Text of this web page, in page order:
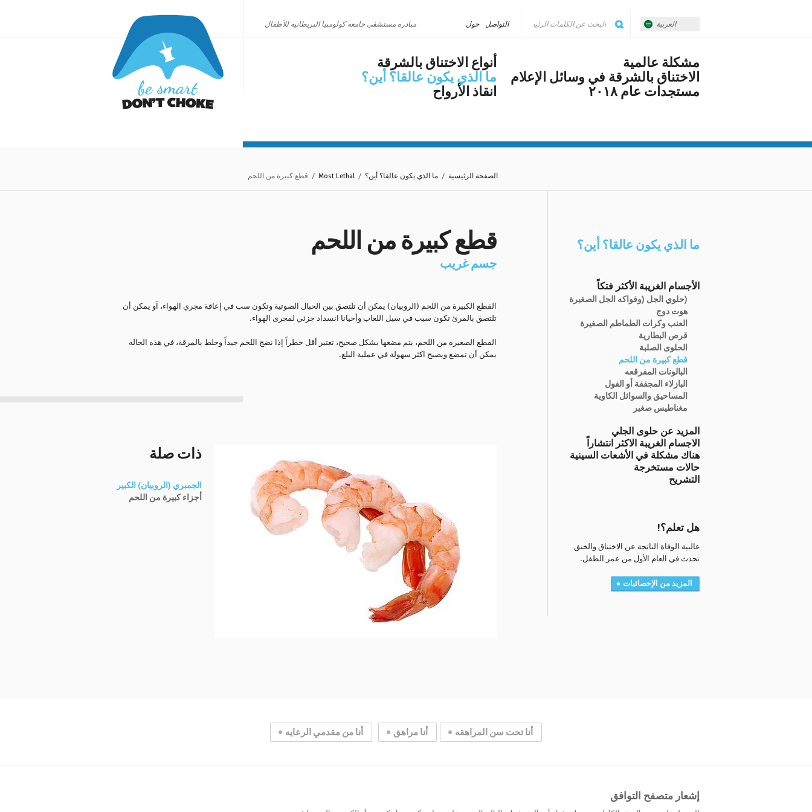
مبادره مستشفى جامعه كولومبيا البريطانيه للأطفال العربية التواصل حول
أنواع الاختناق بالشرقة
ما الذي يكون عالقا؟ أين؟
انقاذ الأرواح
مشكلة عالمية
الاختناق بالشرقة في وسائل الإعلام
مستجدات عام ٢٠١٨
الصفحة الرئيسية / ما الذي يكون عالقا؟ أين؟ /
Most Lethal / قطع كبيرة من اللحم
قطع كبيرة من اللحم
جسم غريب
القطع الكبيرة من اللحم (الروبيان) يمكن أن تلتصق بين الحبال الصوتية وتكون سب في إعاقة مجري الهواء، آو يمكن أن
تلتصق بالمرئ تكون سبب في سيل اللعاب وأحيانا انسداد جزئي لمجرى الهواء.
القطع الصغيرة من اللحم، يتم مضغها بشكل صحيح، تعتبر أقل خطراً إذا نضج اللحم جيداً وخلط بالمرقة، في هذه الحالة
يمكن أن تمضغ ويصبح اكثر سهولة في عملية البلع.
ذات صلة
الجمبري (الروبيان) الكبير
أجزاء كبيرة من اللحم
ما الذي يكون عالقا؟ أين؟
الأجسام الغريبة الأكثر فتكاً
(حلوي الجل (وفواكه الجل الصغيرة
هوت دوج
العنب وكرات الطماطم الصغيرة
قرص البطارية
الحلوى الصلبة
قطع كبيرة من اللحم
البالونات المفرقعه
البازلاء المجففة أو الفول
المساحيق والسوائل الكاوية
مغناطيس صغير
المزيد عن حلوى الجلي
الاجسام الغريبة الاكثر انتشاراً
هناك مشكلة في الأشعات السينية
حالات مستخرجة
التشريح
هل تعلم؟!
غالبية الوفاة الناتجة عن الاختناق والخنق
تحدث في العام الأول من عمر الطفل.
المزيد من الإحصائيات
أنا تحت سن المراهقه أنا مراهق أنا من مقدمي الرعايه
إشعار متصفح التوافق